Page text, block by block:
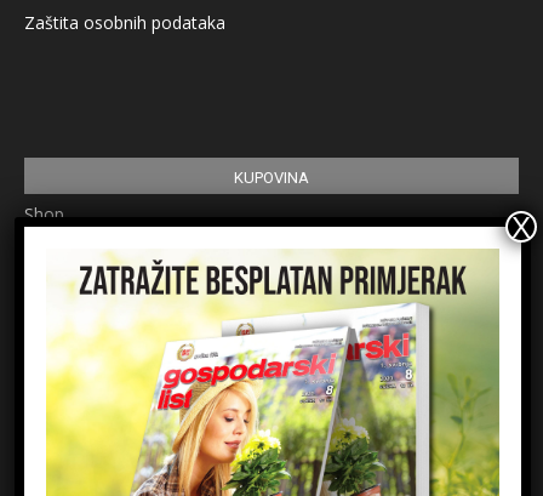
Zaštita osobnih podataka
KUPOVINA
Shop
Pretplata
Uvjeti korištenja
Prijavite se na newsletter